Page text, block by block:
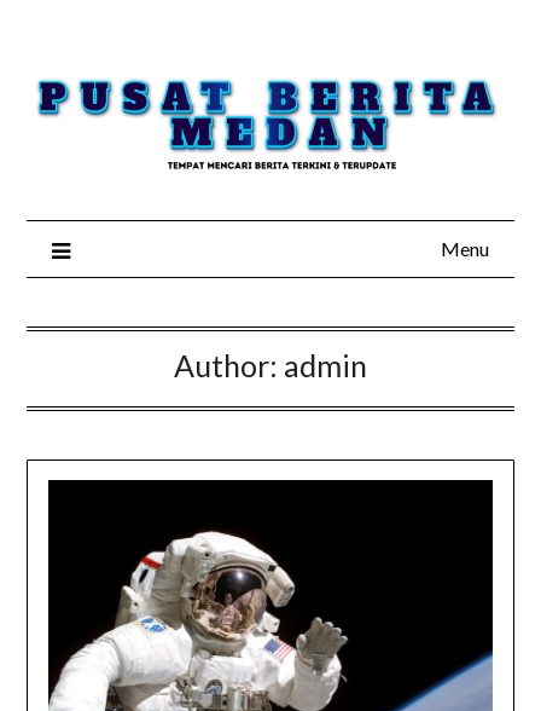
content
Menu
Author: admin